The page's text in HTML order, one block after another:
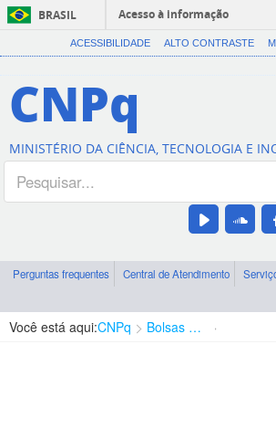
BRASIL
Acesso à informação
ACESSIBILIDADE ALTO CONTRASTE
CNPq
MINISTÉRIO DA CIÊNCIA, TECNOLOGIA E
Perguntas frequentes Central de Atendimento
Você está aqui:CNPq Bolsas e Auxílios Vigentes